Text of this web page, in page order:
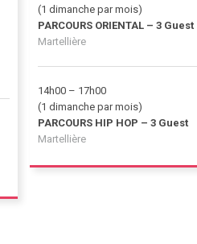
(1 dimanche par mois)
PARCOURS ORIENTAL – 3 Guest
Martellière
14h00 – 17h00
(1 dimanche par mois)
PARCOURS HIP HOP – 3 Guest
Martellière